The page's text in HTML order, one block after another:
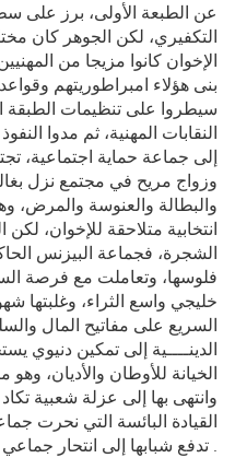
عن الطبعة الأولى، برز
التكفيري، لكن الجوهر كان
الإخوان كانوا مزيجا من
بنى هؤلاء امبراطوريتهم
سيطروا على تنظيمات الطبقة
النقابات المهنية، ثم مدوا
إلى جماعة حماية اجتماعية،
وزواج مريح في مجتمع نزل
والبطالة والعنوسة والمرض،
انتخابية متلاحقة للإخوان،
الشجرة، فجماعة البيزنس
فلوسها، وتعاملت مع فرصة
خليجي واسع الثراء، وغلبتها
السريع على مفاتيح المال
الدينــــية إلى تمكين
الخيانة للأوطان والأديان،
وانتهى بها إلى عزلة شعبية
القيادة البائسة التي نحرت
تدفع شبابها إلى انتحار